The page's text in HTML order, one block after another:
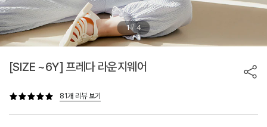
1 / 4
[SIZE ~6Y] 프레다 라운지웨어
81개 리뷰 보기